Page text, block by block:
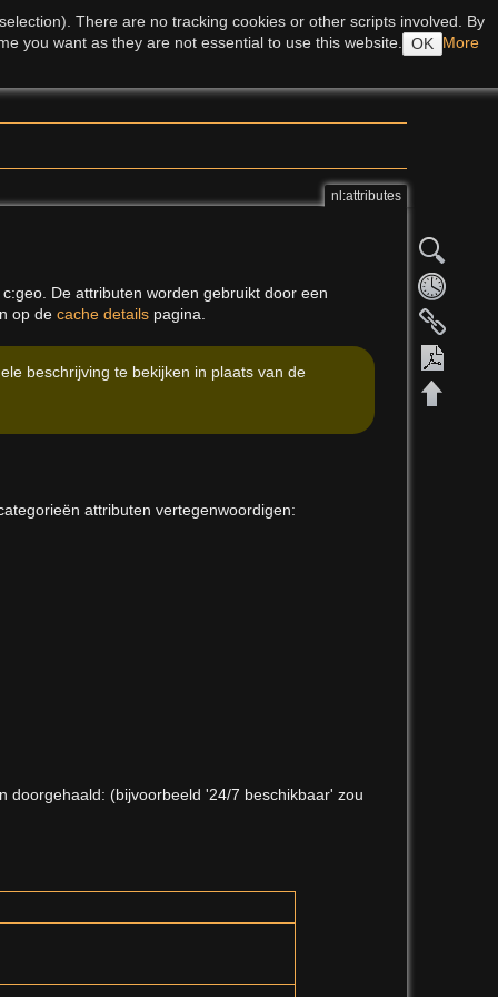
Inloggen
nl:attributes
De attributen worden gebruikt door een
op de cache details pagina.
beschrijving te bekijken in plaats van de
attributen vertegenwoordigen:
doorgehaald: (bijvoorbeeld '24/7 beschikbaar' zou
There are no tracking cookies or other scripts involved. By
you want as they are not essential to use this website.
OK More